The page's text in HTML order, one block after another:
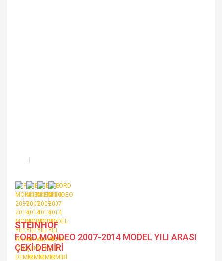
STEINHOF
FORD MONDEO 2007-2014 MODEL YILI ARASI
ÇEKİ DEMİRİ